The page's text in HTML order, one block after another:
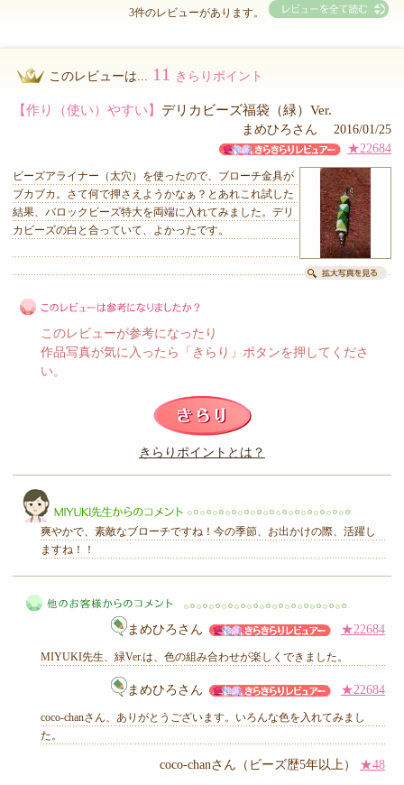
3件のレビューがあります。
このレビューは... 11 きらりポイント
【作り（使い）やすい】 デリカビーズ福袋（緑）Ver.
まめひろさん 2016/01/25
★22684
ビーズアライナー（太穴）を使ったので、ブローチ金具が
ブカブカ。さて何で押さえようかなぁ？とあれこれ試した
結果、バロックビーズ特大を両端に入れてみました。デリ
カビーズの白と合っていて、よかったです。
このレビューは参考になりましたか？
このレビューが参考になったり
作品写真が気に入ったら「きらり」ボタンを押してくださ
い。
きらりポイントとは？
MIYUKI先生からのコメント
爽やかで、素敵なブローチですね！今の季節、お出かけの際、活躍し
ますね！！
他のお客様からのコメント
まめひろさん ★22684
MIYUKI先生、緑Ver.は、色の組み合わせが楽しくできました。
まめひろさん ★22684
coco-chanさん、ありがとうございます。いろんな色を入れてみまし
た。
coco-chanさん（ビーズ歴5年以上） ★48